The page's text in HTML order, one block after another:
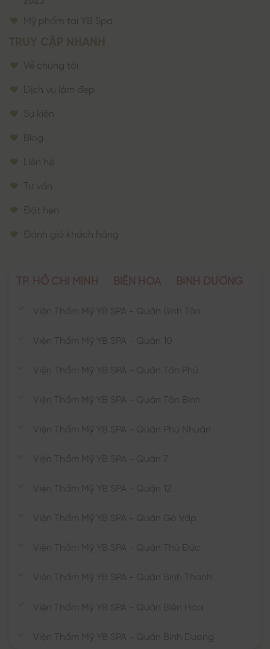
Mỹ phẩm tại YB Spa
Về chúng tôi
Dịch vụ làm đẹp
Sự kiện
Blog
Liên hệ
Tư vấn
Đặt hẹn
Đánh giá khách hàng
TP. HỒ CHÍ MINH BIÊN HÒA BÌNH DƯƠNG
Viện Thẩm Mỹ YB SPA - Quận Bình Tân
Viện Thẩm Mỹ YB SPA - Quận 10
Viện Thẩm Mỹ YB SPA - Quận Tân Phú
Viện Thẩm Mỹ YB SPA - Quận Tân Bình
Viện Thẩm Mỹ YB SPA - Quận Phú Nhuận
Viện Thẩm Mỹ YB SPA - Quận 7
Viện Thẩm Mỹ YB SPA - Quận 12
Viện Thẩm Mỹ YB SPA - Quận Gò Vấp
Viện Thẩm Mỹ YB SPA - Quận Thủ Đức
Viện Thẩm Mỹ YB SPA - Quận Bình Thạnh
Viện Thẩm Mỹ YB SPA - Quận Biên Hòa
Viện Thẩm Mỹ YB SPA - Quận Bình Dương